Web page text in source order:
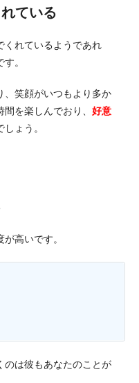
ている
くれているようであれ
。
、笑顔がいつもより多か
を楽しんでおり、 好意
ょう。
高いです。
のは彼もあなたのことが